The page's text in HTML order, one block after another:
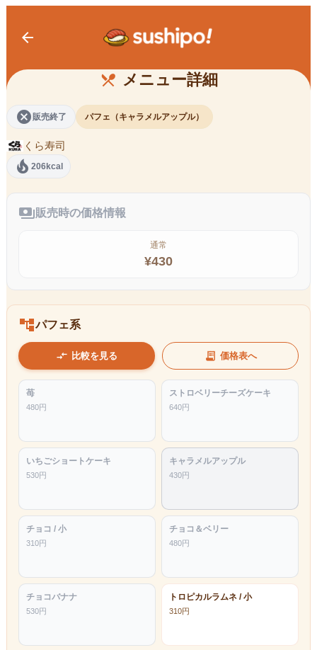
arrow_back
restaurant_menu メニュー詳細
音駒高校のキャラメルアップルパフェ
cancel 販売終了 パフェ（キャラメルアップル）
くら寿司
local_fire_department 206kcal
payments販売時の価格情報
通常
¥430
account_treeパフェ系
compare_arrows 比較を見る receipt_long 価格表へ
苺
480円
ストロベリーチーズケーキ
640円
いちごショートケーキ
530円
キャラメルアップル
430円
チョコ / 小
310円
チョコ＆ベリー
480円
チョコバナナ
530円
トロピカルラムネ / 小
310円